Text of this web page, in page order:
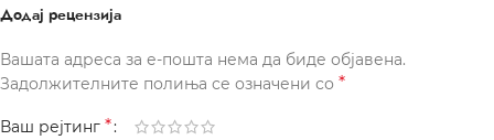
Додај рецензија
Вашата адреса за е-пошта нема да биде објавена.
Задолжителните полиња се означени со *
Ваш рејтинг *